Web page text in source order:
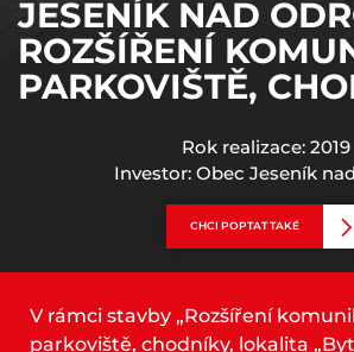
Rok realizace: 2019
Investor: Obec Jeseník
JESENÍK NAD
ROZŠÍŘENÍ
PARKOVIŠTĚ,
CHCI POPTAT TAKÉ
V rámci stavby „Rozšíření
parkoviště, chodníky, lokalita